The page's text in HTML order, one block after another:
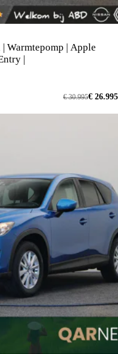
Warmtepomp | Apple
|
€ 26.995
€ 30.995